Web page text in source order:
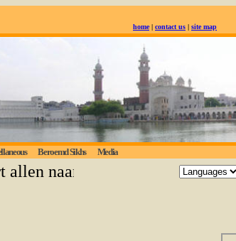
home| contact us | site map
Beroemd Sikhs Media
naar de eeuwige waarheid;